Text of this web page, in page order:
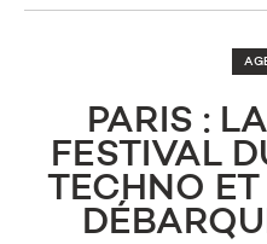
PARIS :
FESTIVAL
TECHNO